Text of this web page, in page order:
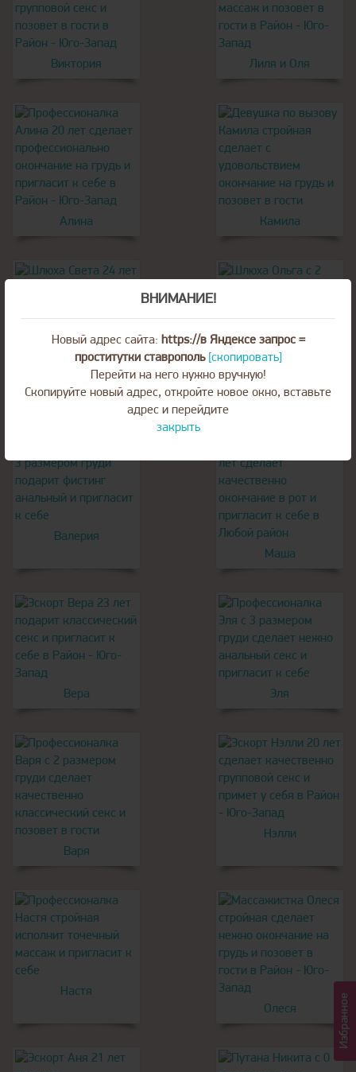
ВНИМАНИЕ!
Новый адрес сайта: https://в Яндексе запрос =
проститутки ставрополь [скопировать]
Перейти на него нужно вручную!
Скопируйте новый адрес, откройте новое окно, вставьте
адрес и перейдите
закрыть
Виктория Лиля и Оля
Алина Камила
Света
Ольга
Валерия
Маша
Вера Эля
Варя
Нэлли
Настя
Олеся
Избранное